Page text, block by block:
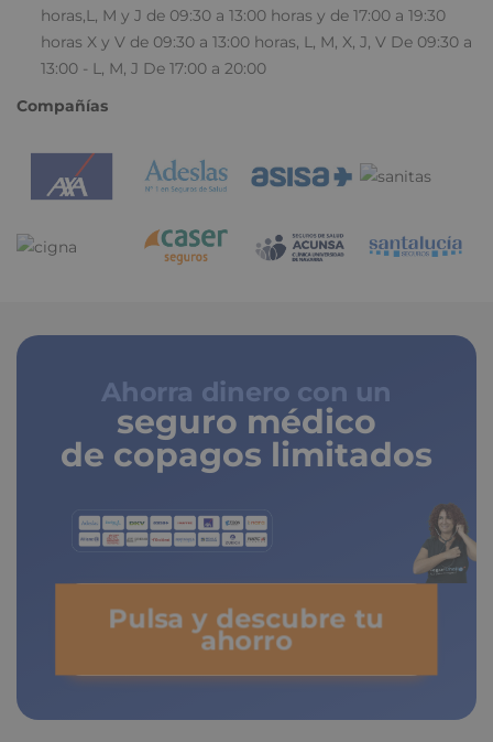
horas,L, M y J de 09:30 a 13:00 horas y de 17:00 a 19:30
horas X y V de 09:30 a 13:00 horas, L, M, X, J, V De 09:30 a
13:00 - L, M, J De 17:00 a 20:00
Compañías
Ahorra dinero con un
seguro médico
de copagos limitados
Pulsa y descubre tu
ahorro